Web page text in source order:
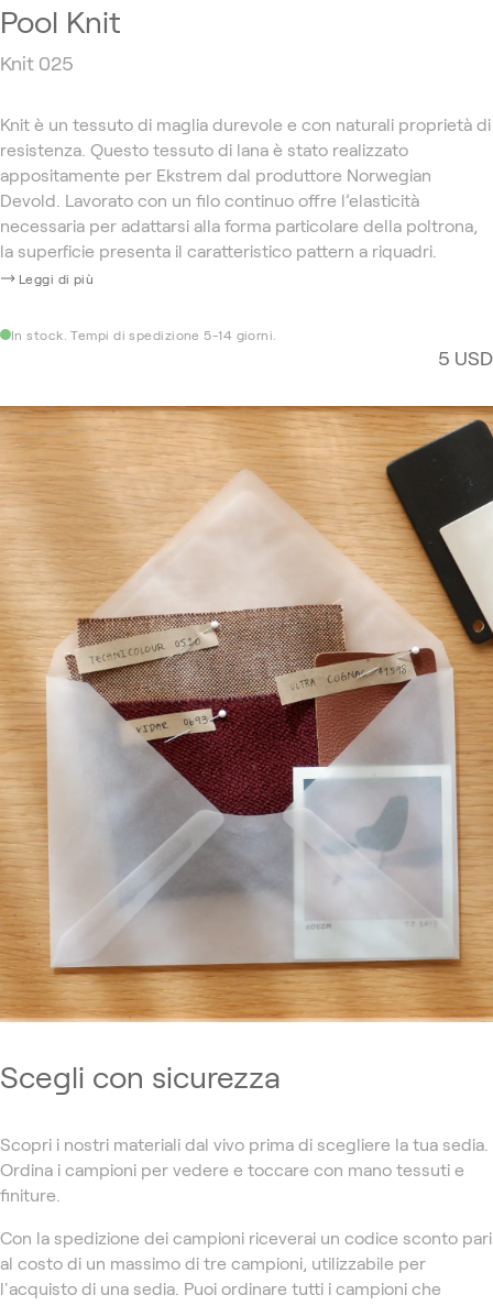
Pool Knit
Knit 025
Knit è un tessuto di maglia durevole e con naturali proprietà di
resistenza. Questo tessuto di lana è stato realizzato
appositamente per Ekstrem dal produttore Norwegian
Devold. Lavorato con un filo continuo offre l’elasticità
necessaria per adattarsi alla forma particolare della poltrona,
la superficie presenta il caratteristico pattern a riquadri.
Leggi di più
In stock. Tempi di spedizione 5-14 giorni.
5 USD
Scegli con sicurezza
Scopri i nostri materiali dal vivo prima di scegliere la tua sedia.
Ordina i campioni per vedere e toccare con mano tessuti e
finiture.
Con la spedizione dei campioni riceverai un codice sconto pari
al costo di un massimo di tre campioni, utilizzabile per
l'acquisto di una sedia. Puoi ordinare tutti i campioni che